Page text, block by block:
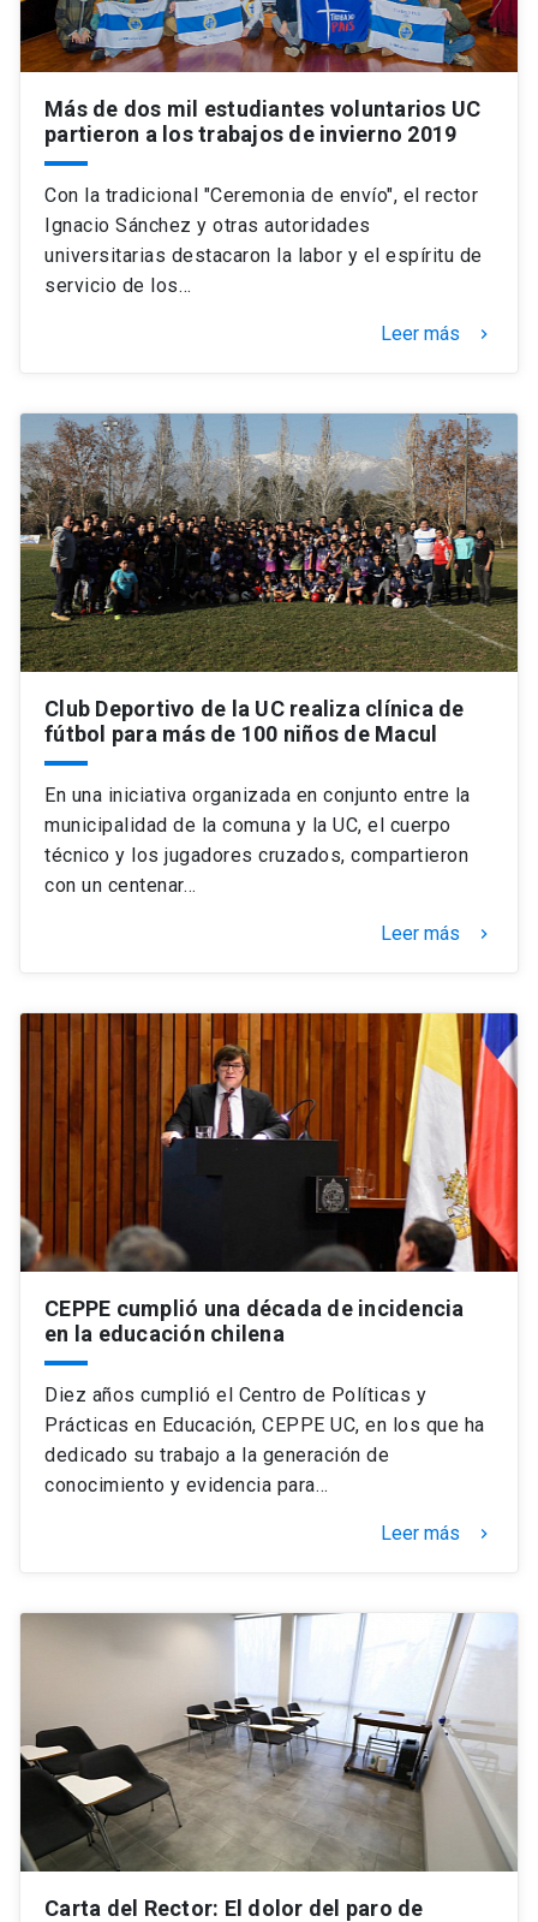
Más de dos mil estudiantes voluntarios UC
partieron a los trabajos de invierno 2019
Con la tradicional "Ceremonia de envío", el rector
Ignacio Sánchez y otras autoridades
universitarias destacaron la labor y el espíritu de
servicio de los…
Leer más keyboard_arrow_right
Club Deportivo de la UC realiza clínica de
fútbol para más de 100 niños de Macul
En una iniciativa organizada en conjunto entre la
municipalidad de la comuna y la UC, el cuerpo
técnico y los jugadores cruzados, compartieron
con un centenar…
Leer más keyboard_arrow_right
CEPPE cumplió una década de incidencia
en la educación chilena
Diez años cumplió el Centro de Políticas y
Prácticas en Educación, CEPPE UC, en los que ha
dedicado su trabajo a la generación de
conocimiento y evidencia para…
Leer más keyboard_arrow_right
Carta del Rector: El dolor del paro de